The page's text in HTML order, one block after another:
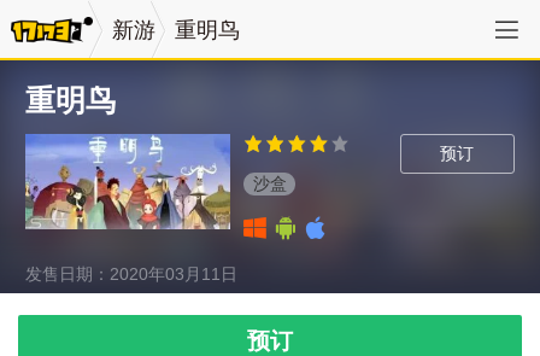
新游 重明鸟
重明鸟
预订
沙盒
发售日期：2020年03月11日
预订